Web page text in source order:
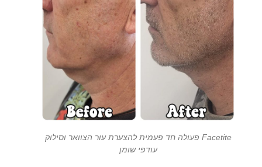
Facetite פעולה חד פעמית להצערת עור הצוואר וסילוק
עודפי שומן